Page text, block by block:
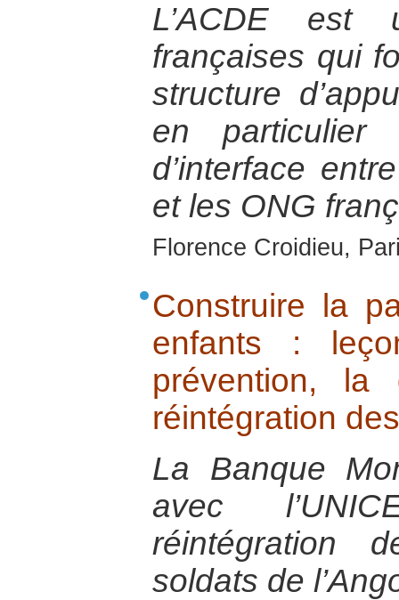
L’ACDE est
françaises qui
structure
en
d’interface
et les ONG
Florence Croidieu,
Construire la
enfants :
prévention, la
réintégration
La Banque
avec
réintégration
soldats de